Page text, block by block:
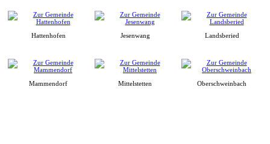
Hattenhofen Jesenwang Landsberied
Mammendorf Mittelstetten Oberschweinbach